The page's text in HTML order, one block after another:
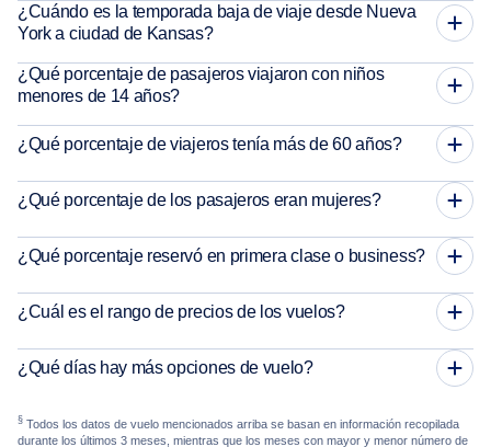
¿Cuándo es la temporada baja de viaje desde Nueva
York a ciudad de Kansas?
¿Qué porcentaje de pasajeros viajaron con niños
menores de 14 años?
¿Qué porcentaje de viajeros tenía más de 60 años?
¿Qué porcentaje de los pasajeros eran mujeres?
¿Qué porcentaje reservó en primera clase o business?
¿Cuál es el rango de precios de los vuelos?
¿Qué días hay más opciones de vuelo?
§ Todos los datos de vuelo mencionados arriba se basan en información recopilada
durante los últimos 3 meses, mientras que los meses con mayor y menor número de